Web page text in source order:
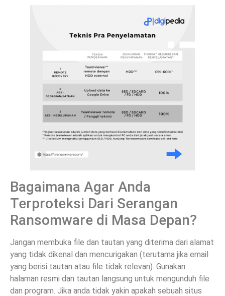
Bagaimana Agar Anda
Terproteksi Dari Serangan
Ransomware di Masa Depan?
Jangan membuka file dan tautan yang diterima dari alamat
yang tidak dikenal dan mencurigakan (terutama jika email
yang berisi tautan atau file tidak relevan). Gunakan
halaman resmi dan tautan langsung untuk mengunduh file
dan program. Jika anda tidak yakin apakah sebuah situs